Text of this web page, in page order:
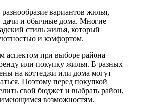
вариантов жилья,
дачи и обычные дома. Многие
стиль жилья, который
и комфортом.
при выборе района
или покупку жилья. В разных
на коттеджи или дома могут
Поэтому перед покупкой
свой бюджет и выбрать район,
возможностям.